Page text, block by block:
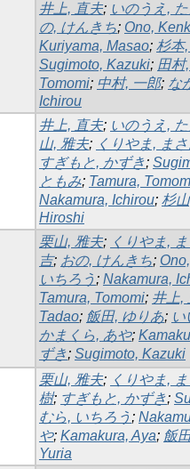
井上, 直夫; いのうえ,
の, けんきち; Ono,
Kuriyama, Masao; 杉本
Sugimoto, Kazuki; 田村
Tomomi; 中村, 一郎; な
Ichirou
井上, 直夫; いのうえ,
山, 雅夫; くりやま, ま
すぎもと, かずき;
ともみ; Tamura,
Nakamura, Ichirou; 杉
Hiroshi
栗山, 雅夫; くりやま,
吉; おの, けんきち;
いちろう ; Nakamura,
Tamura, Tomomi; 井上,
Tadao; 飯田, ゆりあ; い
かまくら, あや;
ずき; Sugimoto, Kazuki
栗山, 雅夫; くりやま,
樹; すぎもと, かずき;
むら, いちろう ;
や; Kamakura, Aya; 飯
Yuria